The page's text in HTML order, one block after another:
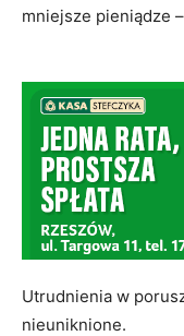
mniejsze pieniądze
Utrudnienia w
nieuniknione.